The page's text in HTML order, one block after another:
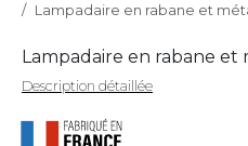
Lampadaire en rabane et
Lampadaire en rabane et
Description détaillée